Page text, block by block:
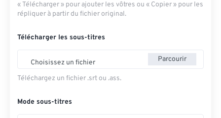
« Télécharger » pour ajouter les vôtres ou « Copier » pour les
répliquer à partir du fichier original.
Télécharger les sous-titres
Choisissez un fichier Parcourir
Téléchargez un fichier .srt ou .ass.
Mode sous-titres